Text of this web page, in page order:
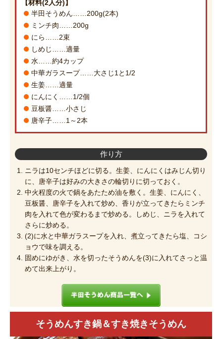
【材料(2人分)】
半田そうめん……200g(2本)
ミンチ肉……200g
にら……2束
しめじ……適量
水……約4カップ
中華ガラスープ……大さじ1と1/2
生姜……適量
にんにく……1/2個
豆板醤……小さじ
唐辛子……1～2本
作り方
ニラは10センチほどに切る。生姜、にんにくはみじん切り
に、唐辛子は好みの大きさの輪切りに切っておく。
中火程度の火で鍋をあたため油を敷く。生姜、にんにく、
豆板醤、唐辛子を入れて炒め、香りが立ってきたらミンチ
肉を入れて色が変わるまで炒める。しめじ、ニラを入れて
さらに炒める。
(2)に水と中華ガラスープを入れ、煮立ってきたら塩、コシ
ョウで味を調える。
固めにゆがき、水を切ったそうめんを(3)に入れてさっと温
めて出来上がり。
そうめんすき鍋＆すき焼きそうめん